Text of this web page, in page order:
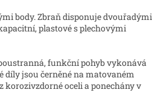
body. Zbraň disponuje dvouřadými
plastové s plechovými
funkční pohyb vykonává
díly jsou černěné na matovaném
korozivzdorné oceli a ponechány v